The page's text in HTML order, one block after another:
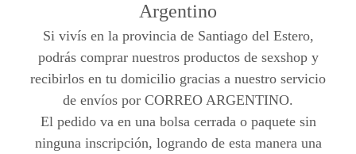
Argentino
Si vivís en la provincia de Santiago del Estero,
podrás comprar nuestros productos de sexshop y
recibirlos en tu domicilio gracias a nuestro servicio
de envíos por CORREO ARGENTINO.
El pedido va en una bolsa cerrada o paquete sin
ninguna inscripción, logrando de esta manera una